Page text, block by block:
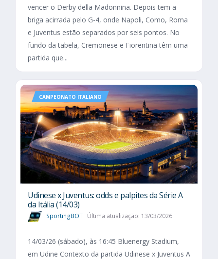
vencer o Derby della Madonnina. Depois tem a
briga acirrada pelo G-4, onde Napoli, Como, Roma
e Juventus estão separados por seis pontos. No
fundo da tabela, Cremonese e Fiorentina têm uma
partida que...
CAMPEONATO ITALIANO
Udinese x Juventus: odds e palpites da Série A
da Itália (14/03)
SportingBOT Última atualização: 13/03/2026
14/03/26 (sábado), às 16:45 Bluenergy Stadium,
em Udine Contexto da partida Udinese x Juventus A